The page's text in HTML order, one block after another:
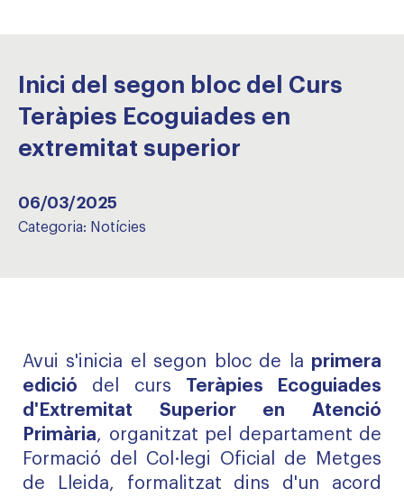
Inici del segon bloc del Curs
Teràpies Ecoguiades en
extremitat superior
06/03/2025
Categoria: Notícies
Avui s'inicia el segon bloc de la primera
edició del curs Teràpies Ecoguiades
d'Extremitat Superior en Atenció
Primària, organitzat pel departament de
Formació del Col·legi Oficial de Metges
de Lleida, formalitzat dins d'un acord